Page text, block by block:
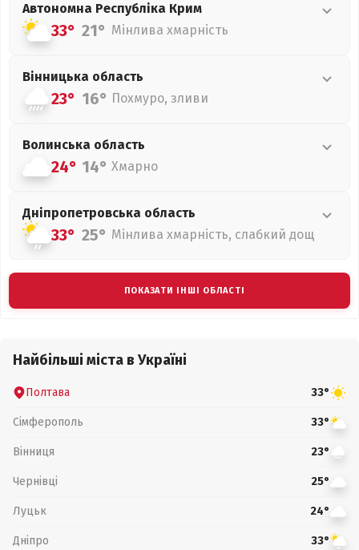
Автономна Республіка Крим
33° 21° Мінлива хмарність
Вінницька область
23° 16° Похмуро, зливи
Волинська область
24° 14° Хмарно
Дніпропетровська область
33° 25° Мінлива хмарність, слабкий дощ
ПОКАЗАТИ ІНШІ ОБЛАСТІ
Найбільші міста в Україні
Полтава 33°
Сімферополь 33°
Вінниця 23°
Чернівці 25°
Луцьк 24°
Дніпро 33°